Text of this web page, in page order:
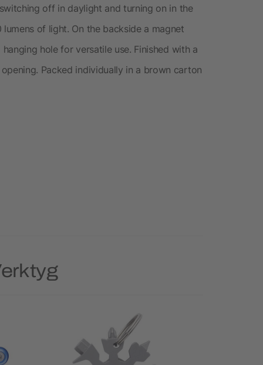
off in daylight and turning on in the
of light. On the backside a magnet
hole for versatile use. Finished with a
Packed individually in a brown carton